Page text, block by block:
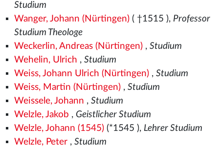
Studium
Wanger, Johann (Nürtingen)( †1515 ), Professor
Studium Theologe
Weckerlin, Andreas (Nürtingen), Studium
Wehelin, Ulrich , Studium
Weiss, Johann Ulrich (Nürtingen), Studium
Weiss, Martin (Nürtingen), Studium
Weissele, Johann , Studium
Welzle, Jakob , Geistlicher Studium
Welzle, Johann (1545)(*1545 ), Lehrer Studium
Welzle, Peter, Studium